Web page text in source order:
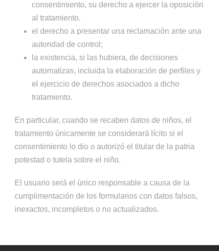
consentimiento, su derecho a ejercer la oposición
al tratamiento.
el derecho a presentar una reclamación ante una
autoridad de control;
la existencia, si las hubiera, de decisiones
automatizas, incluida la elaboración de perfiles y
el ejercicio de derechos asociados a dicho
tratamiento.
En particular, cuando se recaben datos de niños, el
tratamiento únicamente se considerará lícito si el
consentimiento lo dio o autorizó el titular de la patria
potestad o tutela sobre el niño.
El usuario será el único responsable a causa de la
cumplimentación de los formularios con datos falsos,
inexactos, incompletos o no actualizados.